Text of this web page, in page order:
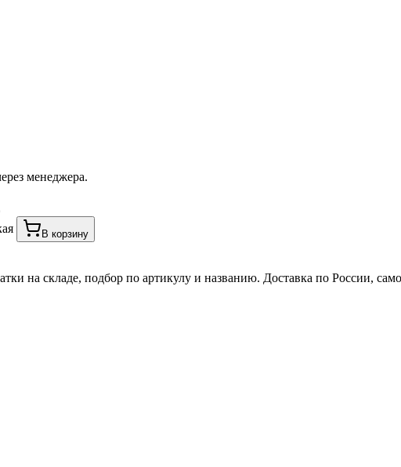
менеджера.
В корзину
на складе, подбор по артикулу и названию. Доставка по России,